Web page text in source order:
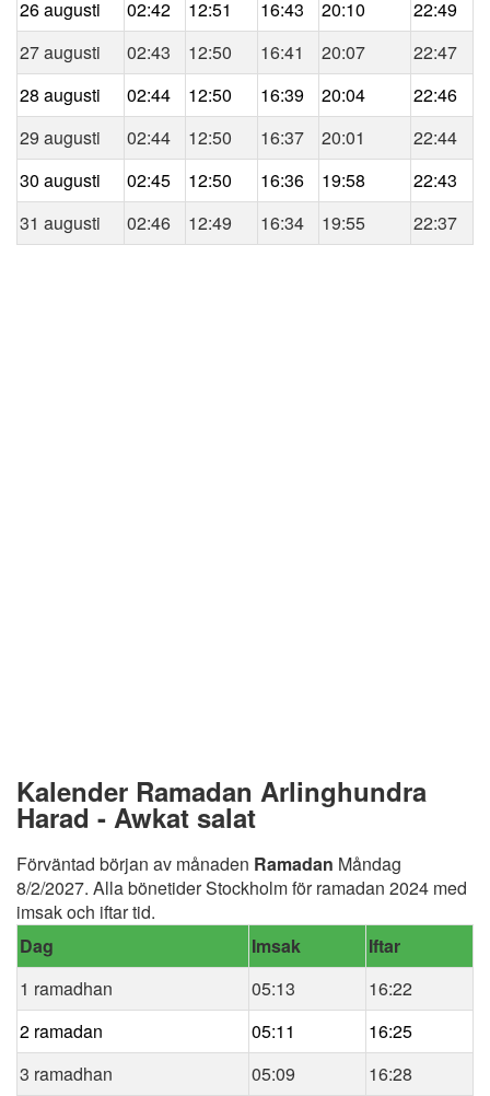
26 augusti 02:42 12:51 16:43 20:10
22:49
27 augusti
02:43 12:50 16:41 20:07
22:47
28 augusti
02:44 12:50 16:39 20:04
22:46
29 augusti
02:44 12:50 16:37 20:01
22:44
30 augusti
02:45 12:50 16:36 19:58
22:43
31 augusti
02:46 12:49 16:34 19:55 22:37
Kalender Ramadan Arlinghundra
Harad - Awkat salat
Förväntad början av månaden Ramadan Måndag
8/2/2027. Alla bönetider Stockholm för ramadan 2024 med
imsak och iftar tid.
Dag
Imsak
Iftar
1 ramadhan
05:13
16:22
2 ramadan
05:11
16:25
3 ramadhan
05:09
16:28